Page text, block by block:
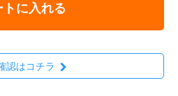
トに入れる
認はコチラ